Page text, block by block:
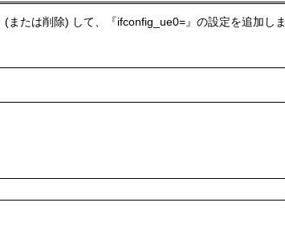
たは削除) して、『ifconfig_ue0=』の設定を追加しま